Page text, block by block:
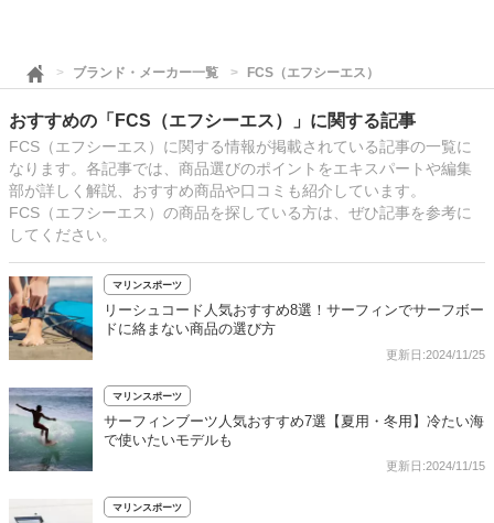
ブランド・メーカー一覧 FCS（エフシーエス）
おすすめの「FCS（エフシーエス）」に関する記事
FCS（エフシーエス）に関する情報が掲載されている記事の一覧に
なります。各記事では、商品選びのポイントをエキスパートや編集
部が詳しく解説、おすすめ商品や口コミも紹介しています。
FCS（エフシーエス）の商品を探している方は、ぜひ記事を参考に
してください。
マリンスポーツ
リーシュコード人気おすすめ8選！サーフィンでサーフボー
ドに絡まない商品の選び方
更新日:2024/11/25
マリンスポーツ
サーフィンブーツ人気おすすめ7選【夏用・冬用】冷たい海
で使いたいモデルも
更新日:2024/11/15
マリンスポーツ